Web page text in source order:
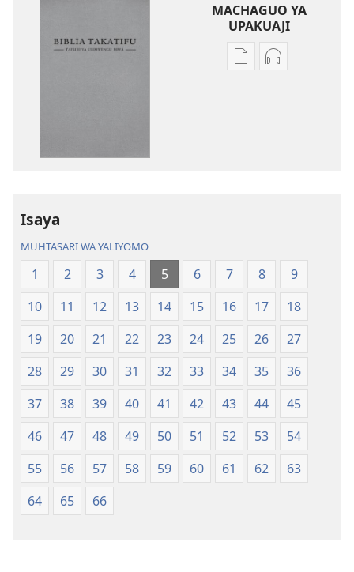
MACHAGUO YA
UPAKUAJI
Mbinu
Ulimwengu
Mpya
(Toleo
la
2017)
Mbinu
Ulimwengu
Mpya
(Toleo
la
2017)
Isaya
MUHTASARI WA YALIYOMO
1 2 3 4 5 6 7 8
9
10
11 12 13 14 15 16 17
18
19
20 21 22 23 24 25 26
27
28
29 30 31 32 33 34 35
36
37
38 39 40 41 42 43 44
45
46
47 48 49 50 51 52 53
54
55
56 57 58 59 60 61 62
63
64
65 66